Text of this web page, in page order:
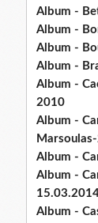
Album -
Album -
Album -
Album -
Album -
2010
Album -
Album -
Album -
Album -